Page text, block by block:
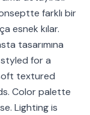
farklı bir
esnek kılar.
tasarımına
for a
textured
Color palette
Lighting is